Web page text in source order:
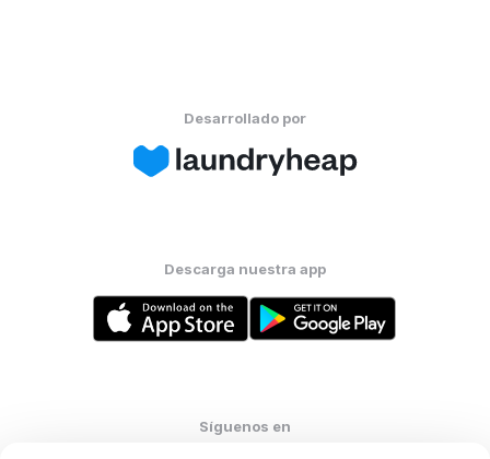
Desarrollado por
Descarga nuestra app
Síguenos en